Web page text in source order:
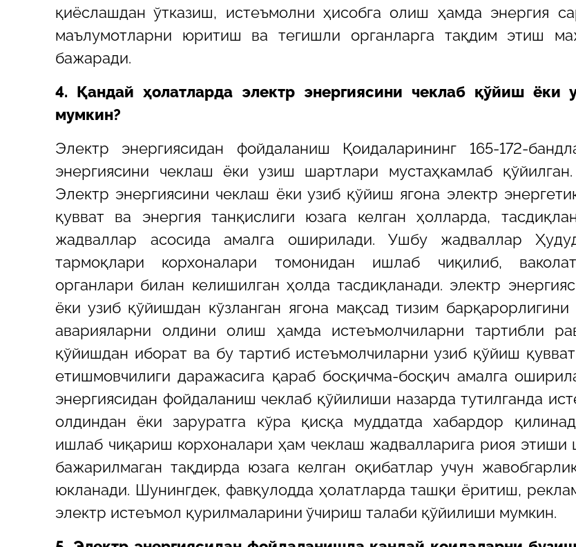
қиёслашдан ўтказиш, истеъмолни ҳисобга олиш ҳамда энергия
маълумотларни юритиш ва тегишли органларга тақдим этиш
бажаради.
4. Қандай ҳолатларда электр энергиясини чеклаб қўйиш ёки
мумкин?
Электр энергиясидан фойдаланиш Қоидаларининг 165-172-
энергиясини чеклаш ёки узиш шартлари мустаҳкамлаб
Электр энергиясини чеклаш ёки узиб қўйиш ягона электр
қувват ва энергия танқислиги юзага келган ҳолларда,
жадваллар асосида амалга оширилади. Ушбу жадваллар
тармоқлари корхоналари томонидан ишлаб чиқилиб,
органлари билан келишилган ҳолда тасдиқланади. электр
ёки узиб қўйишдан кўзланган ягона мақсад тизим
аварияларни олдини олиш ҳамда истеъмолчиларни тартибли
қўйишдан иборат ва бу тартиб истеъмолчиларни узиб қўйиш
етишмовчилиги даражасига қараб босқичма-босқич амалга
энергиясидан фойдаланиш чеклаб қўйилиши назарда тутилганда
олдиндан ёки заруратга кўра қисқа муддатда хабардор
ишлаб чиқариш корхоналари ҳам чеклаш жадвалларига риоя этиши
бажарилмаган тақдирда юзага келган оқибатлар учун
юкланади. Шунингдек, фавқулодда ҳолатларда ташқи ёритиш,
электр истеъмол қурилмаларини ўчириш талаби қўйилиши мумкин.